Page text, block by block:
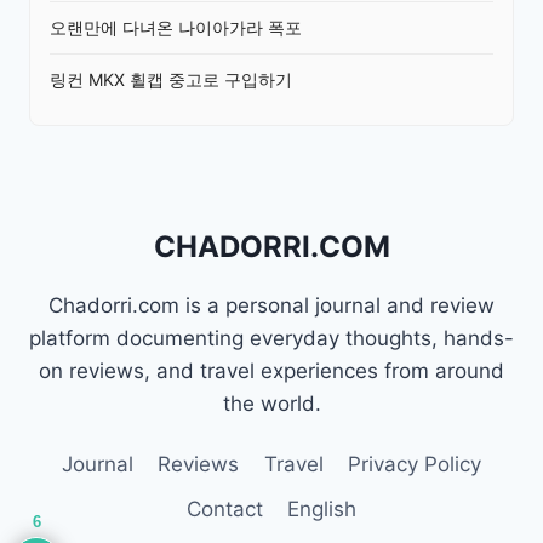
오랜만에 다녀온 나이아가라 폭포
링컨 MKX 휠캡 중고로 구입하기
CHADORRI.COM
Chadorri.com is a personal journal and review
platform documenting everyday thoughts, hands-
on reviews, and travel experiences from around
the world.
Journal Reviews Travel
Privacy Policy
Contact
English
6